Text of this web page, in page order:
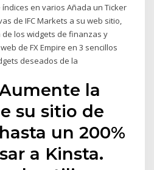
en varios Añada un Ticker
de IFC Markets a su web sitio,
los widgets de finanzas y
de FX Empire en 3 sencillos
deseados de la
la
su sitio de
un 200%
a Kinsta.